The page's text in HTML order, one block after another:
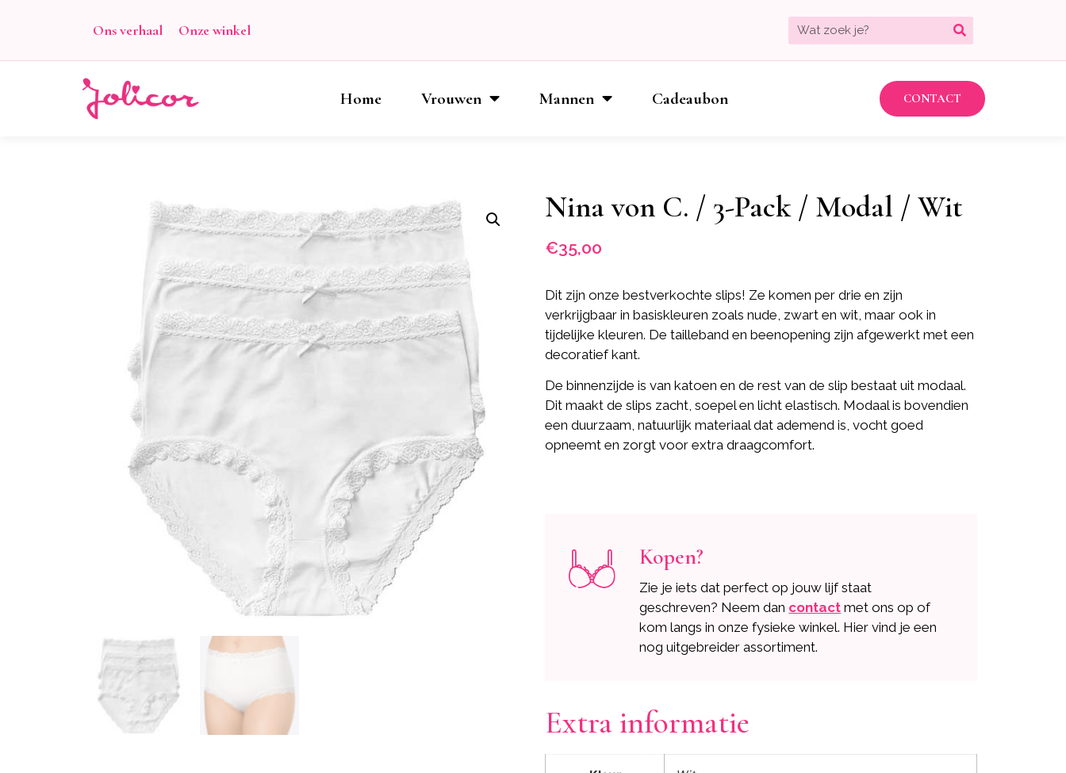
Ons verhaal Onze winkel
Home Vrouwen Mannen Cadeaubon CONTACT
Nina von C. / 3-Pack / Modal / Wit
€35,00
Dit zijn onze bestverkochte slips! Ze komen per drie en zijn
verkrijgbaar in basis­kleuren zoals nude, zwart en wit, maar ook in
tijdelijke kleuren. De tailleband en beenopening zijn afgewerkt met een
decoratief kant.
De binnenzijde is van katoen en de rest van de slip bestaat uit modaal.
Dit maakt de slips zacht, soepel en licht elastisch. Modaal is bovendien
een duurzaam, natuurlijk materiaal dat ademend is, vocht goed
opneemt en zorgt voor extra draagcomfort.
Kopen?
Zie je iets dat perfect op jouw lijf staat
geschreven? Neem dan contact met ons op of
kom langs in onze fysieke winkel. Hier vind je een
nog uitgebreider assortiment.
Extra informatie